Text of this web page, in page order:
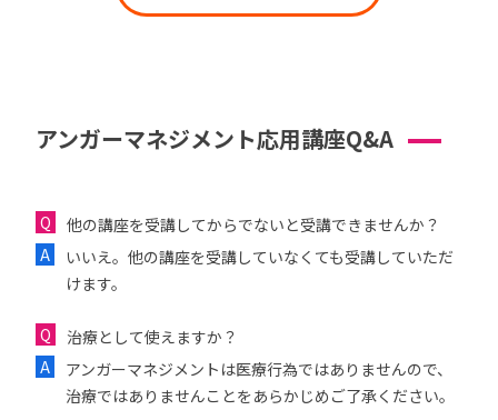
アンガーマネジメント応用講座Q&A
他の講座を受講してからでないと受講できませんか？
いいえ。他の講座を受講していなくても受講していただ
けます。
治療として使えますか？
アンガーマネジメントは医療行為ではありませんので、
治療ではありませんことをあらかじめご了承ください。